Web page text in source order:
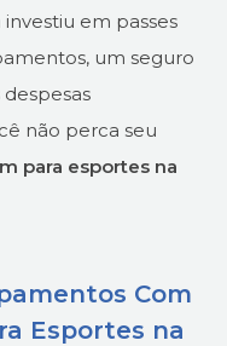
investiu em passes
um seguro
não perca seu
para esportes na
Com
Esportes na